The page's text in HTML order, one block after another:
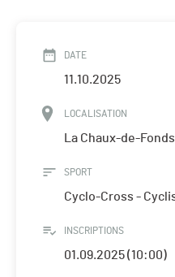
DATE
11.10.2025
LOCALISATION
La Chaux-de-
SPORT
Cyclo-Cross -
INSCRIPTIONS
01.09.2025 (10:00)